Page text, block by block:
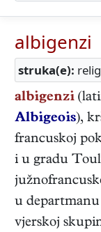
albigenzi
struka(e):
albigenzi
Albigeois),
francuskoj
i u gradu
u
vjerskoj